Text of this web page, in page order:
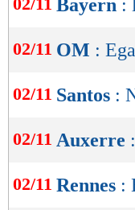
Bayern :
02/11 OM :
02/11 Santos :
02/11 Auxerre
02/11 Rennes :